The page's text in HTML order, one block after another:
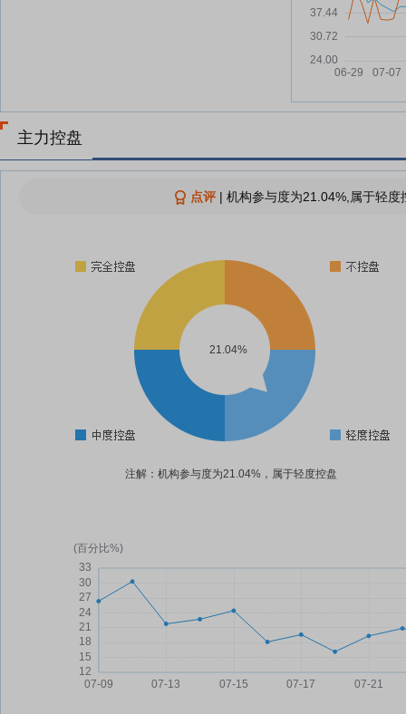
主力控盘
点评| 机构参与度为21.04%,属于轻
21.04%
注解：机构参与度为21.04%，属于轻度控盘